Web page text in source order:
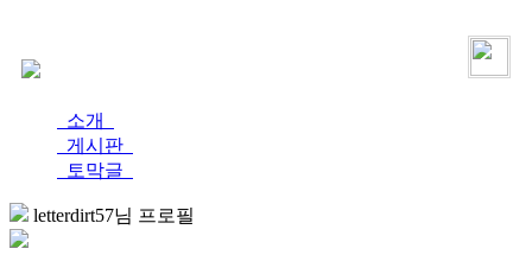
소개
게시판
토막글
letterdirt57님 프로필